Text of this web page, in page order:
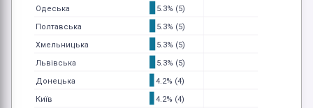
5.3% (5)
5.3% (5)
5.3% (5)
5.3% (5)
4.2% (4)
4.2% (4)
Одеська
Полтавська
Хмельницька
Львівська
Донецька
Київ